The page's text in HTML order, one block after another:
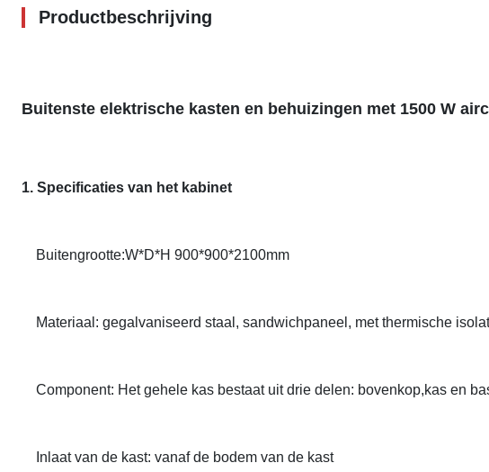
Productbeschrijving
Buitenste elektrische kasten en behuizingen met 1500 W
1. Specificaties van het kabinet
Buitengrootte:W*D*H 900*900*2100mm
Materiaal: gegalvaniseerd staal, sandwichpaneel, met thermische
Component: Het gehele kas bestaat uit drie delen: bovenkop,kas en
Inlaat van de kast: vanaf de bodem van de kast